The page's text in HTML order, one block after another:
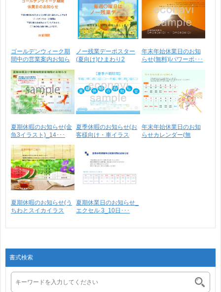
ゴールデンウィーク期
間中の営業案内お知ら
ノー残業デーポスター
(夏向け)ひまわり2
年末年始休業日のお知
らせ(無料)|パワーポ･･･
夏期休暇のお知らせ(金
魚3イラスト)_14･･･
夏季休暇のお知らせ(お
客様向け・車イラス
年末年始休業日のお知
らせカレンダー(無
夏期休暇のお知らせ(う
ちわとスイカイラス
夏期休業日のお知らせ_
エクセル 3_10日･･･
書式検索